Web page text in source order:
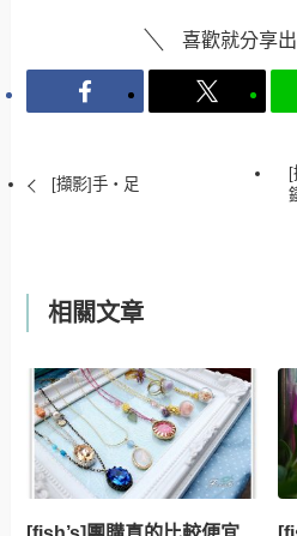
喜歡就分享出
[擷影]手‧足
相關文章